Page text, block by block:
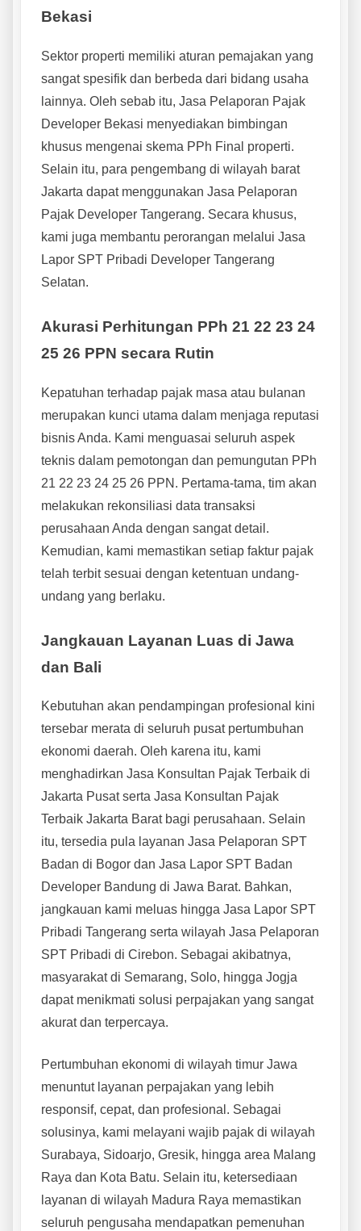
Bekasi
Sektor properti memiliki aturan pemajakan yang
sangat spesifik dan berbeda dari bidang usaha
lainnya. Oleh sebab itu, Jasa Pelaporan Pajak
Developer Bekasi menyediakan bimbingan
khusus mengenai skema PPh Final properti.
Selain itu, para pengembang di wilayah barat
Jakarta dapat menggunakan Jasa Pelaporan
Pajak Developer Tangerang. Secara khusus,
kami juga membantu perorangan melalui Jasa
Lapor SPT Pribadi Developer Tangerang
Selatan.
Akurasi Perhitungan PPh 21 22 23 24
25 26 PPN secara Rutin
Kepatuhan terhadap pajak masa atau bulanan
merupakan kunci utama dalam menjaga reputasi
bisnis Anda. Kami menguasai seluruh aspek
teknis dalam pemotongan dan pemungutan PPh
21 22 23 24 25 26 PPN. Pertama-tama, tim akan
melakukan rekonsiliasi data transaksi
perusahaan Anda dengan sangat detail.
Kemudian, kami memastikan setiap faktur pajak
telah terbit sesuai dengan ketentuan undang-
undang yang berlaku.
Jangkauan Layanan Luas di Jawa
dan Bali
Kebutuhan akan pendampingan profesional kini
tersebar merata di seluruh pusat pertumbuhan
ekonomi daerah. Oleh karena itu, kami
menghadirkan Jasa Konsultan Pajak Terbaik di
Jakarta Pusat serta Jasa Konsultan Pajak
Terbaik Jakarta Barat bagi perusahaan. Selain
itu, tersedia pula layanan Jasa Pelaporan SPT
Badan di Bogor dan Jasa Lapor SPT Badan
Developer Bandung di Jawa Barat. Bahkan,
jangkauan kami meluas hingga Jasa Lapor SPT
Pribadi Tangerang serta wilayah Jasa Pelaporan
SPT Pribadi di Cirebon. Sebagai akibatnya,
masyarakat di Semarang, Solo, hingga Jogja
dapat menikmati solusi perpajakan yang sangat
akurat dan terpercaya.
Pertumbuhan ekonomi di wilayah timur Jawa
menuntut layanan perpajakan yang lebih
responsif, cepat, dan profesional. Sebagai
solusinya, kami melayani wajib pajak di wilayah
Surabaya, Sidoarjo, Gresik, hingga area Malang
Raya dan Kota Batu. Selain itu, ketersediaan
layanan di wilayah Madura Raya memastikan
seluruh pengusaha mendapatkan pemenuhan